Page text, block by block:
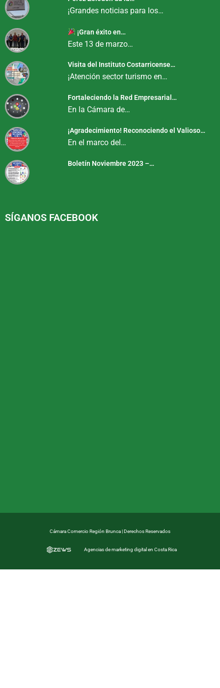
¡Grandes noticias para los…
¡Gran éxito en…
Este 13 de marzo…
Visita del Instituto Costarricense…
¡Atención sector turismo en…
Fortaleciendo la Red Empresarial…
En la Cámara de…
¡Agradecimiento! Reconociendo el Valioso…
En el marco del…
Boletín Noviembre 2023 –…
SÍGANOS FACEBOOK
Cámara Comercio Región Brunca | Derechos Reservados
Agencias de marketing digital en Costa Rica